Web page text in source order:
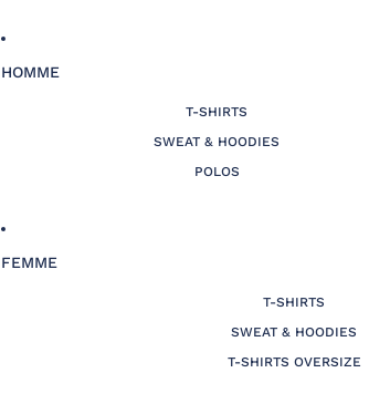
HOMME
T-SHIRTS
SWEAT & HOODIES
POLOS
FEMME
T-SHIRTS
SWEAT & HOODIES
T-SHIRTS OVERSIZE